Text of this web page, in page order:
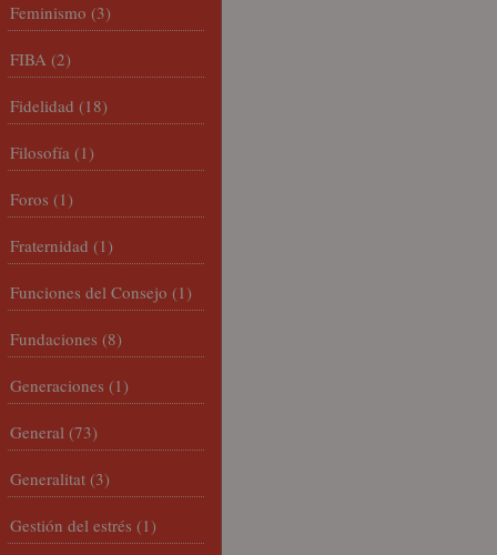
Feminismo (3)
FIBA (2)
Fidelidad (18)
Filosofía (1)
Foros (1)
Fraternidad (1)
Funciones del Consejo (1)
Fundaciones (8)
Generaciones (1)
General (73)
Generalitat (3)
Gestión del estrés (1)